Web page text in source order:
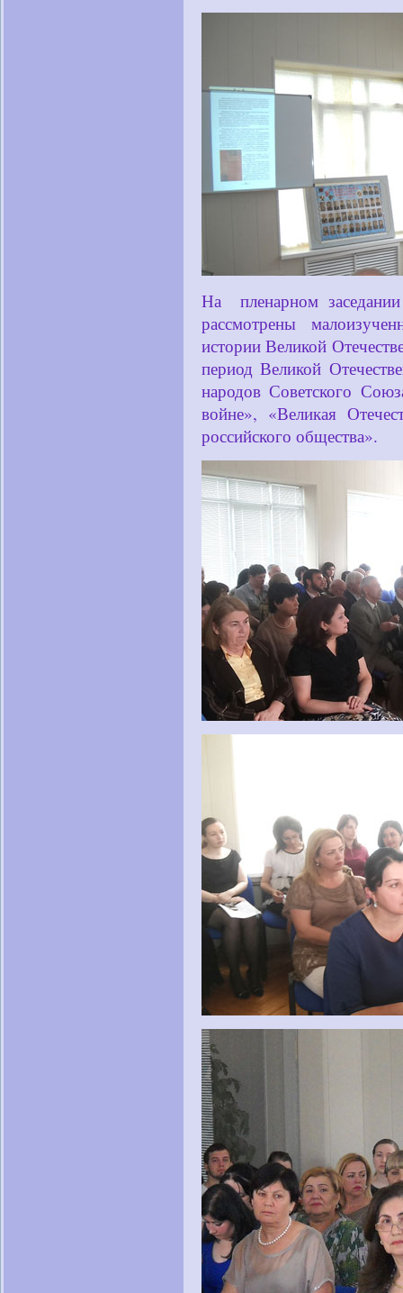
На пленарном
рассмотрены
истории Великой
период Великой
народов Советского
войне», «Великая
российского общества».